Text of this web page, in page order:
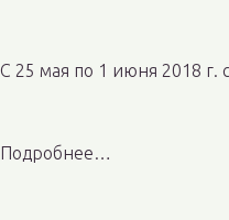
С 25 мая по 1 июня 2018 г.
Подробнее…